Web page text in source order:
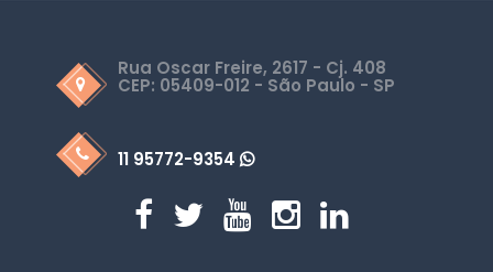
Rua Oscar Freire, 2617 - Cj. 408
CEP: 05409-012 - São Paulo - SP
11 95772-9354